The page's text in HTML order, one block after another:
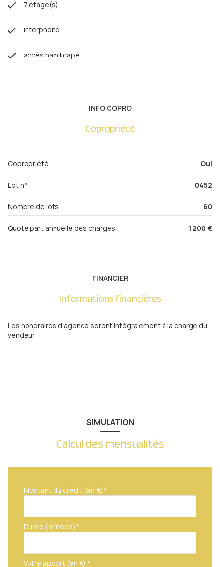
7 étage(s)
interphone
accès handicapé
INFO COPRO
Copropriété
Copropriété Oui
Lot n° 0452
Nombre de lots 60
Quote part annuelle des charges 1 200 €
FINANCIER
Informations financières
Les honoraires d'agence seront intégralement à la charge du
vendeur
SIMULATION
Calcul des mensualités
Montant du crédit (en €)*
Durée (années)*
Votre apport (en €) *